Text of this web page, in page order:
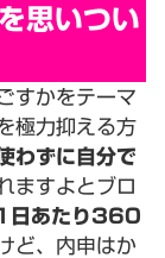
思いつい
すかをテーマ
極力抑える方
わずに自分で
ますよとブロ
日あたり360
ど、内申はか